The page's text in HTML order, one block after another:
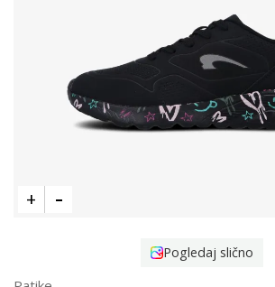
Pogledaj slično